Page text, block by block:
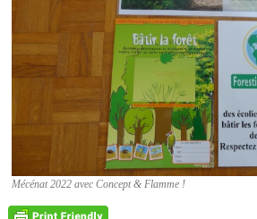
Mécénat 2022 avec Concept & Flamme !